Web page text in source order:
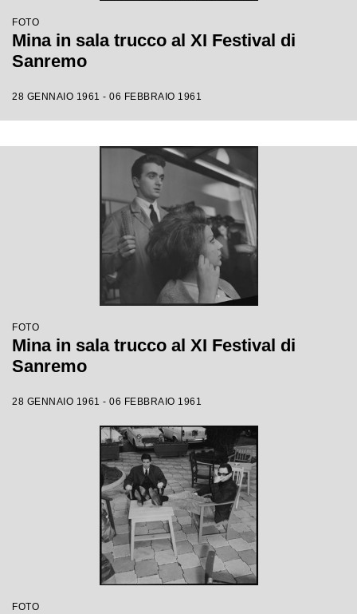
FOTO
Mina in sala trucco al XI Festival di
Sanremo
28 GENNAIO 1961 - 06 FEBBRAIO 1961
FOTO
Mina in sala trucco al XI Festival di
Sanremo
28 GENNAIO 1961 - 06 FEBBRAIO 1961
FOTO